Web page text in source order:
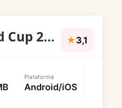
FIFA World Cup 2026â¢ ★3,1
Plataforma
Android/iOS